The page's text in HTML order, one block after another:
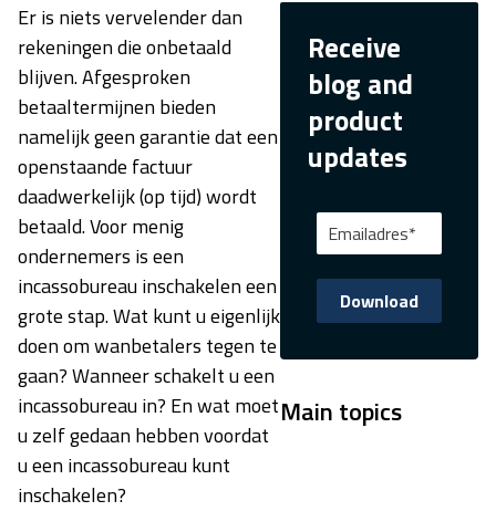
Er is niets vervelender dan
rekeningen die onbetaald
blijven. Afgesproken
betaaltermijnen bieden
namelijk geen garantie dat een
openstaande factuur
daadwerkelijk (op tijd) wordt
betaald. Voor menig
ondernemers is een
incassobureau inschakelen een
grote stap. Wat kunt u eigenlijk
doen om wanbetalers tegen te
gaan? Wanneer schakelt u een
incassobureau in? En wat moet
u zelf gedaan hebben voordat
u een incassobureau kunt
inschakelen?
Receive
blog and
product
updates
Main topics